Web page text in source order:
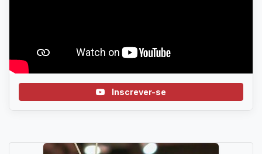
Inscrever-se